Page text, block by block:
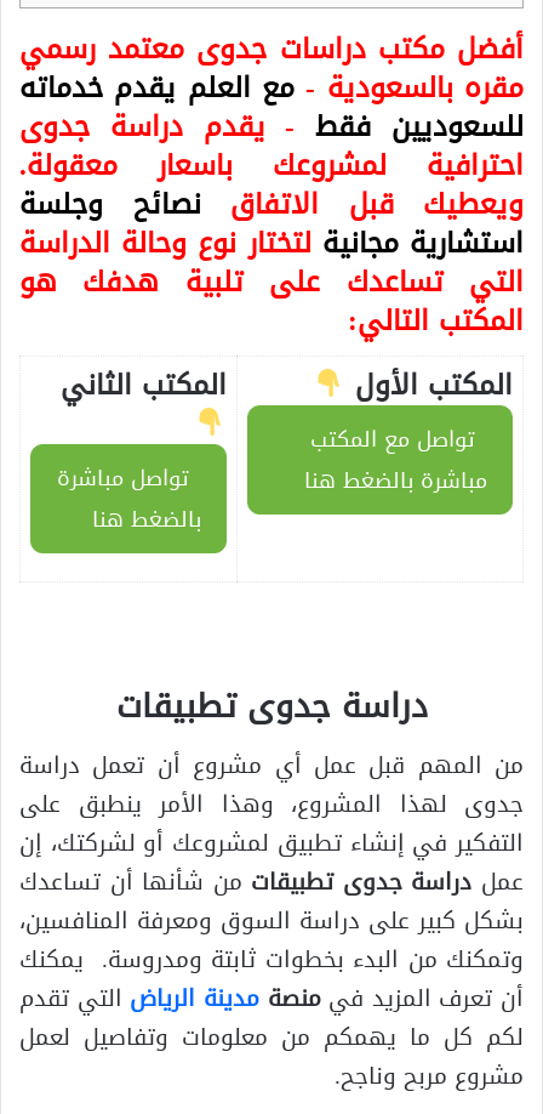
أفضل مكتب دراسات جدوى معتمد رسمي
مقره بالسعودية - مع العلم يقدم خدماته
للسعوديين فقط- يقدم دراسة جدوى
احترافية لمشروعك باسعار معقولة.
ويعطيك قبل الاتفاق نصائح وجلسة
استشارية مجانية لتختار نوع وحالة الدراسة
التي تساعدك على تلبية هدفك هو
المكتب التالي:
المكتب الأول
تواصل مع المكتب
مباشرة بالضغط هنا
المكتب الثاني
تواصل مباشرة
بالضغط هنا
دراسة جدوى تطبيقات
من المهم قبل عمل أي مشروع أن تعمل دراسة
جدوى لهذا المشروع، وهذا الأمر ينطبق على
التفكير في إنشاء تطبيق لمشروعك أو لشركتك، إن
عمل دراسة جدوى تطبيقات من شأنها أن تساعدك
بشكل كبير على دراسة السوق ومعرفة المنافسين،
وتمكنك من البدء بخطوات ثابتة ومدروسة. يمكنك
أن تعرف المزيد فيمنصة مدينة الرياض التي تقدم
لكم كل ما يهمكم من معلومات وتفاصيل لعمل
مشروع مربح وناجح.